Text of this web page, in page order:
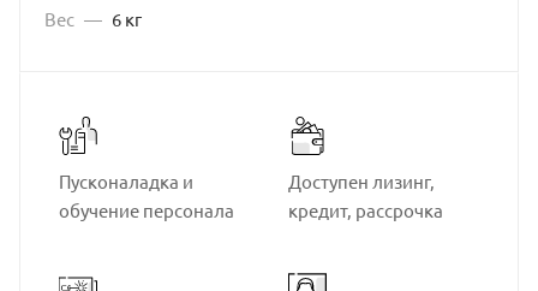
Вес — 6 кг
Пусконаладка и
обучение персонала
Доступен лизинг,
кредит, рассрочка